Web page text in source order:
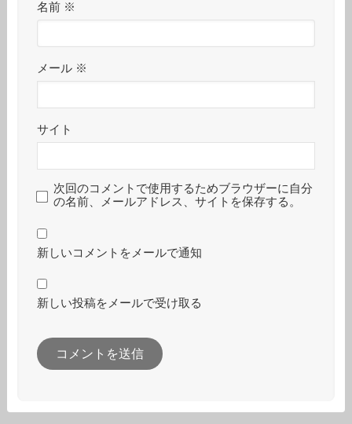
名前 ※
メール ※
サイト
次回のコメントで使用するためブラウザーに自分
の名前、メールアドレス、サイトを保存する。
新しいコメントをメールで通知
新しい投稿をメールで受け取る